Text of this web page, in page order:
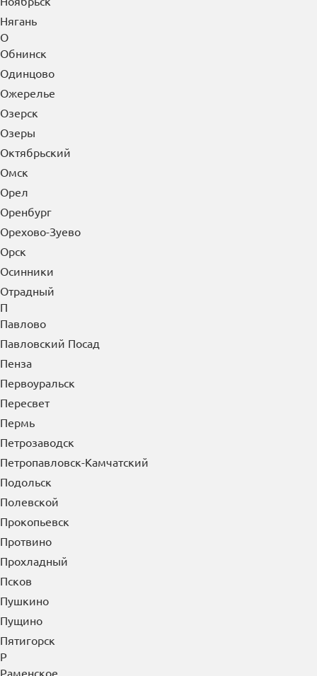
Нягань
О
Обнинск
Одинцово
Ожерелье
Озерск
Озеры
Октябрьский
Омск
Орел
Оренбург
Орехово-Зуево
Орск
Осинники
Отрадный
П
Павлово
Павловский Посад
Пенза
Первоуральск
Пересвет
Пермь
Петрозаводск
Петропавловск-Камчатский
Подольск
Полевской
Прокопьевск
Протвино
Прохладный
Псков
Пушкино
Пущино
Пятигорск
Р
Раменское